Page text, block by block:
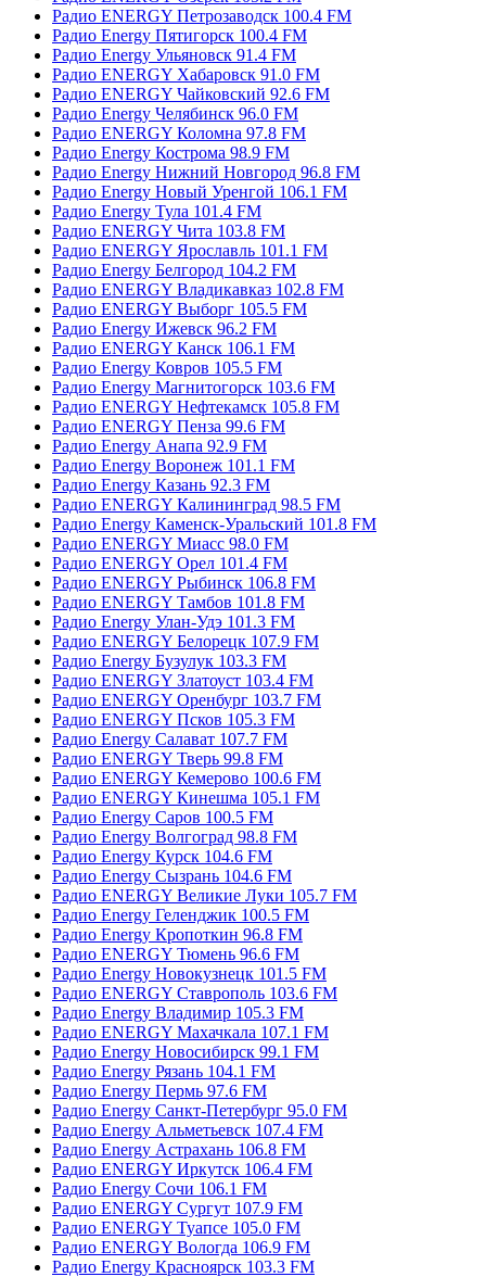
Радио ENERGY Петрозаводск 100.4 FM
Радио Energy Пятигорск 100.4 FM
Радио Energy Ульяновск 91.4 FM
Радио ENERGY Хабаровск 91.0 FM
Радио ENERGY Чайковский 92.6 FM
Радио Energy Челябинск 96.0 FM
Радио ENERGY Коломна 97.8 FM
Радио Energy Кострома 98.9 FM
Радио Energy Нижний Новгород 96.8 FM
Радио Energy Новый Уренгой 106.1 FM
Радио Energy Тула 101.4 FM
Радио ENERGY Чита 103.8 FM
Радио ENERGY Ярославль 101.1 FM
Радио Energy Белгород 104.2 FM
Радио ENERGY Владикавказ 102.8 FM
Радио ENERGY Выборг 105.5 FM
Радио Energy Ижевск 96.2 FM
Радио ENERGY Канск 106.1 FM
Радио Energy Ковров 105.5 FM
Радио Energy Магнитогорск 103.6 FM
Радио ENERGY Нефтекамск 105.8 FM
Радио ENERGY Пенза 99.6 FM
Радио Energy Анапа 92.9 FM
Радио Energy Воронеж 101.1 FM
Радио Energy Казань 92.3 FM
Радио ENERGY Калининград 98.5 FM
Радио Energy Каменск-Уральский 101.8 FM
Радио ENERGY Миасс 98.0 FM
Радио ENERGY Орел 101.4 FM
Радио ENERGY Рыбинск 106.8 FM
Радио ENERGY Тамбов 101.8 FM
Радио Energy Улан-Удэ 101.3 FM
Радио ENERGY Белорецк 107.9 FM
Радио Energy Бузулук 103.3 FM
Радио ENERGY Златоуст 103.4 FM
Радио ENERGY Оренбург 103.7 FM
Радио ENERGY Псков 105.3 FM
Радио Energy Салават 107.7 FM
Радио ENERGY Тверь 99.8 FM
Радио ENERGY Кемерово 100.6 FM
Радио ENERGY Кинешма 105.1 FM
Радио Energy Саров 100.5 FM
Радио Energy Волгоград 98.8 FM
Радио Energy Курск 104.6 FM
Радио Energy Сызрань 104.6 FM
Радио ENERGY Великие Луки 105.7 FM
Радио Energy Геленджик 100.5 FM
Радио Energy Кропоткин 96.8 FM
Радио ENERGY Тюмень 96.6 FM
Радио Energy Новокузнецк 101.5 FM
Радио ENERGY Ставрополь 103.6 FM
Радио Energy Владимир 105.3 FM
Радио ENERGY Махачкала 107.1 FM
Радио Energy Новосибирск 99.1 FM
Радио Energy Рязань 104.1 FM
Радио Energy Пермь 97.6 FM
Радио Energy Санкт-Петербург 95.0 FM
Радио Energy Альметьевск 107.4 FM
Радио Energy Астрахань 106.8 FM
Радио ENERGY Иркутск 106.4 FM
Радио Energy Сочи 106.1 FM
Радио ENERGY Сургут 107.9 FM
Радио ENERGY Туапсе 105.0 FM
Радио ENERGY Вологда 106.9 FM
Радио Energy Красноярск 103.3 FM